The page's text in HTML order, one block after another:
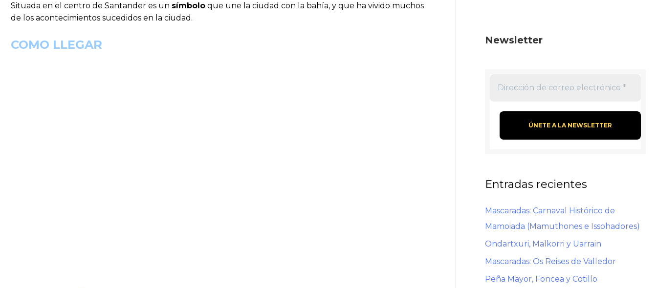
Situada en el centro de Santander es un símbolo que une la ciudad con la bahía, y que ha vivido muchos
de los acontecimientos sucedidos en la ciudad.
COMO LLEGAR Newsletter
Entradas recientes
Mascaradas: Carnaval Histórico de
Mamoiada (Mamuthones e Issohadores)
Ondartxuri, Malkorri y Uarrain
Mascaradas: Os Reises de Valledor
Peña Mayor, Foncea y Cotillo